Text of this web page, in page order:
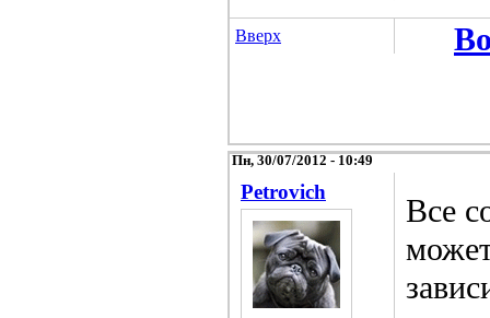
Вверх
Пн, 30/07/2012 - 10:49
Petrovich
Все